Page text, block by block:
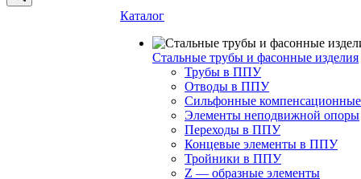
Каталог
Стальные трубы и фасонные изделия
Трубы в ППУ
Отводы в ППУ
Сильфонные
Элементы неподвижной опоры
Переходы в ППУ
Концевые элементы в ППУ
Тройники в ППУ
Z — образные элементы